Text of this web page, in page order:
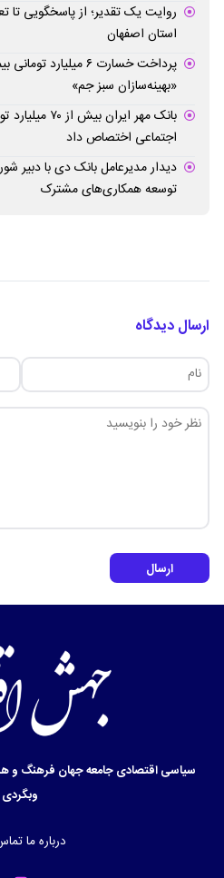
روایت یک تقدیر؛ از پاسخگویی تا
استان اصفهان
پرداخت خسارت ۶
«بهینه‌سازان سبز جم»
بانک مهر
اجتماعی اختصاص داد
دیدار مدیرعامل بانک دی با دبیر
توسعه همکاری‌های مشترک
ارسال دیدگاه
ارسال
سیاسیاقتصادیجامعهجهان فرهنگ و
وبگردی
درباره ما